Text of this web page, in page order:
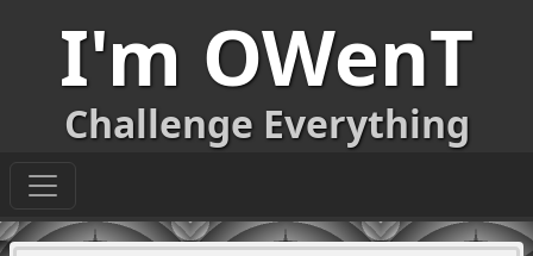
I'm OWenT
Challenge Everything